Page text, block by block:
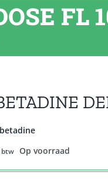
FL
btw Op voorraad